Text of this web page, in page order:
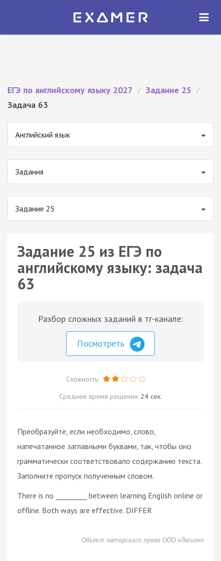
Экзамер — ЕГЭ 2027
ОТКРЫТЬ
ЕГЭ по английскому языку 2027 / Задание 25 /
Задача 63
Английский язык
Задания
Задание 25
Задание 25 из ЕГЭ по
английскому языку: задача
63
Разбор сложных заданий в тг-канале:
Посмотреть
Сложность:
Среднее время решения: 24 сек.
Преобразуйте, если необходимо, слово,
напечатанное заглавными буквами, так, чтобы оно
грамматически соответствовало содержанию текста.
Заполните пропуск полученным словом.
There is no _________ between learning English online or
offline. Both ways are effective. DIFFER
Объект авторского права ООО «Легион»